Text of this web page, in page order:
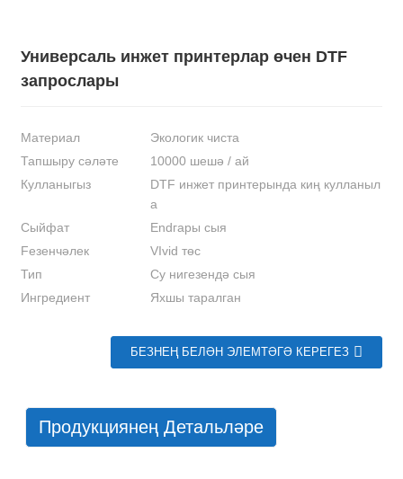
Универсаль инжет принтерлар өчен DTF
запрослары
Материал
Экологик чиста
Тапшыру сәләте
10000 шешә / ай
Кулланыгыз
DTF инжет принтерында киң кулланыл
а
Сыйфат
Endгары сыя
Feзенчәлек
VIvid төс
Тип
Су нигезендә сыя
Ингредиент
Яхшы таралган
БЕЗНЕҢ БЕЛӘН ЭЛЕМТӘГӘ КЕРЕГЕЗ
Продукциянең Детальләре